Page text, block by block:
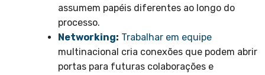
assumem papéis diferentes ao longo do
processo.
Networking: Trabalhar em equipe
multinacional cria conexões que podem abrir
portas para futuras colaborações e